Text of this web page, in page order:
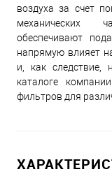
воздуха за счет
механических
обеспечивают
напрямую влияет
и, как следствие,
каталоге
фильтров для